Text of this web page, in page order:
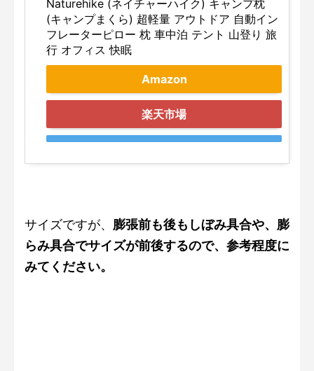
Naturehike (ネイチャーハイク) キャンプ枕
(キャンプまくら) 超軽量 アウトドア 自動イン
フレーターピロー 枕 車中泊 テント 山登り 旅
行 オフィス 快眠
Amazon
楽天市場
サイズですが、 膨張前も後もしぼみ具合や、膨
らみ具合でサイズが前後するので、参考程度に
みてください。